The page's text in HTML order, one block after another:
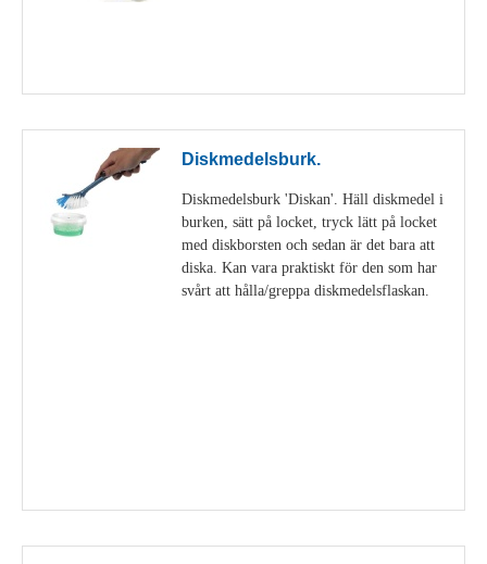
Diskmedelsburk.
Diskmedelsburk 'Diskan'. Häll diskmedel i
burken, sätt på locket, tryck lätt på locket
med diskborsten och sedan är det bara att
diska. Kan vara praktiskt för den som har
svårt att hålla/greppa diskmedelsflaskan.